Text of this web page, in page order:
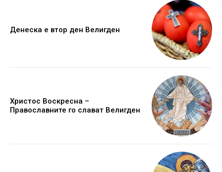
Денеска е втор ден Велигден
Христос Воскресна –
Православните го слават Велигден